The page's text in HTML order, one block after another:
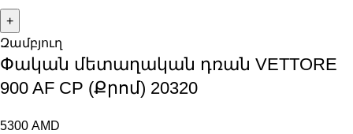
Զամբյուղ
Փական մետաղական դռան VETTORE
900 AF CP (Քրոմ) 20320
5300 AMD